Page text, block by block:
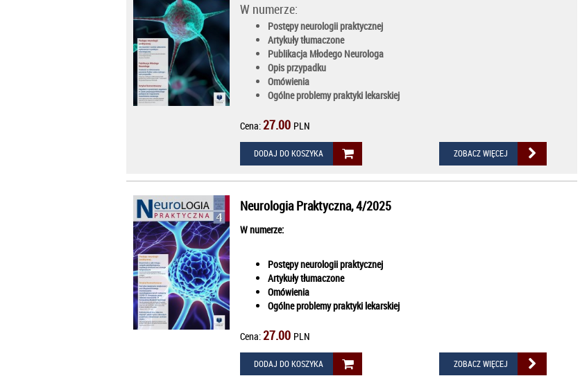
W numerze:
Postępy neurologii praktycznej
Artykuły tłumaczone
Publikacja Młodego Neurologa
Opis przypadku
Omówienia
Ogólne problemy praktyki lekarskiej
Cena:27.00 PLN
DODAJ DO KOSZYKA ZOBACZ WIĘCEJ
Neurologia Praktyczna, 4/2025
W numerze:
Postępy neurologii praktycznej
Artykuły tłumaczone
Omówienia
Ogólne problemy praktyki lekarskiej
Cena: 27.00 PLN
DODAJ DO KOSZYKA ZOBACZ WIĘCEJ